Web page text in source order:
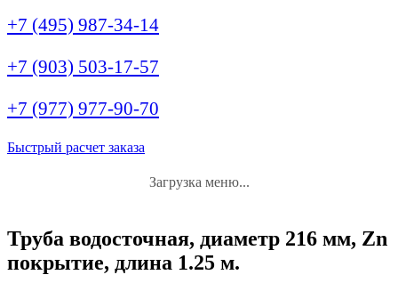
+7 (495) 987-34-14
+7 (903) 503-17-57
+7 (977) 977-90-70
Быстрый расчет заказа
Загрузка меню...
Труба водосточная, диаметр 216 мм, Zn
покрытие, длина 1.25 м.